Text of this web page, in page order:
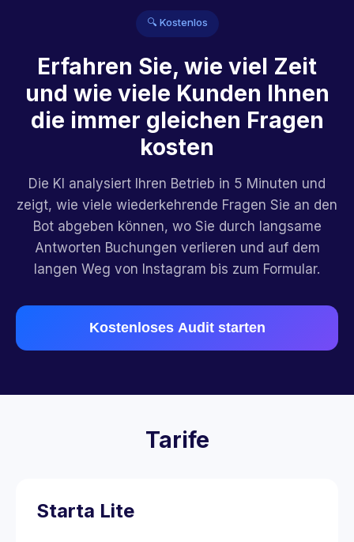
🔍 Kostenlos
Erfahren Sie, wie viel Zeit
und wie viele Kunden Ihnen
die immer gleichen Fragen
kosten
Die KI analysiert Ihren Betrieb in 5 Minuten und
zeigt, wie viele wiederkehrende Fragen Sie an den
Bot abgeben können, wo Sie durch langsame
Antworten Buchungen verlieren und auf dem
langen Weg von Instagram bis zum Formular.
Kostenloses Audit starten
Tarife
Starta Lite